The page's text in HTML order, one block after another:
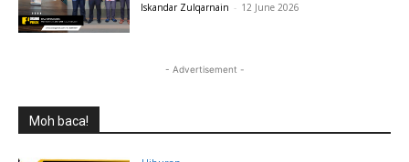
Iskandar Zulqarnain - 12 June 2026
- Advertisement -
Moh baca!